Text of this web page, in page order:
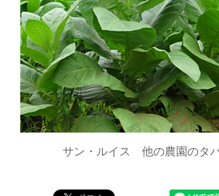
サン・ルイス 他の農園のタ